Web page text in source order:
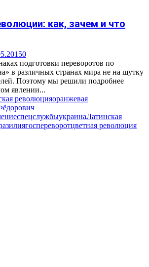
как, зачем и что
0
подготовки переворотов по
в различных странах мира не на шутку
Поэтому мы решили подробнее
явлении...
революцияоранжевая
спецслужбыукраинаЛатинская
госпереворотцветная революция